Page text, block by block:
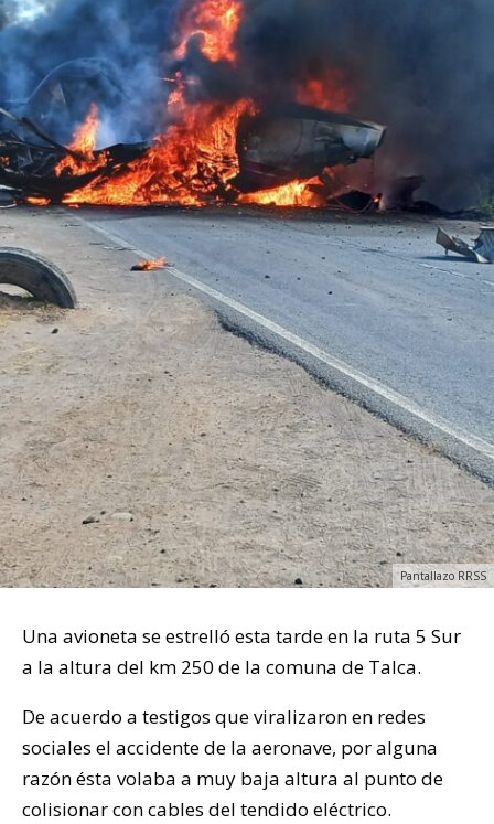
Pantallazo RRSS
Una avioneta se estrelló esta tarde en la ruta 5 Sur
a la altura del km 250 de la comuna de Talca.
De acuerdo a testigos que viralizaron en redes
sociales el accidente de la aeronave, por alguna
razón ésta volaba a muy baja altura al punto de
colisionar con cables del tendido eléctrico.